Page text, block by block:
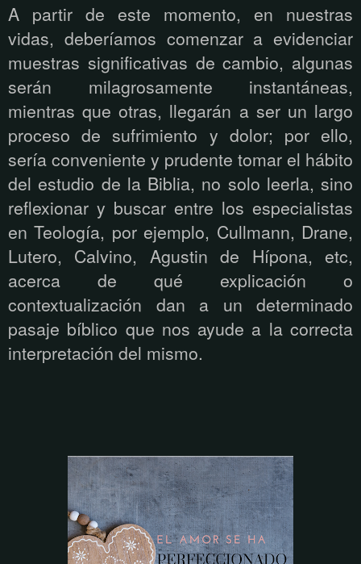
A partir de este momento, en nuestras
vidas, deberíamos comenzar a evidenciar
muestras significativas de cambio, algunas
serán milagrosamente instantáneas,
mientras que otras, llegarán a ser un largo
proceso de sufrimiento y dolor; por ello,
sería conveniente y prudente tomar el hábito
del estudio de la Biblia, no solo leerla, sino
reflexionar y buscar entre los especialistas
en Teología, por ejemplo, Cullmann, Drane,
Lutero, Calvino, Agustin de Hípona, etc,
acerca de qué explicación o
contextualización dan a un determinado
pasaje bíblico que nos ayude a la correcta
interpretación del mismo.